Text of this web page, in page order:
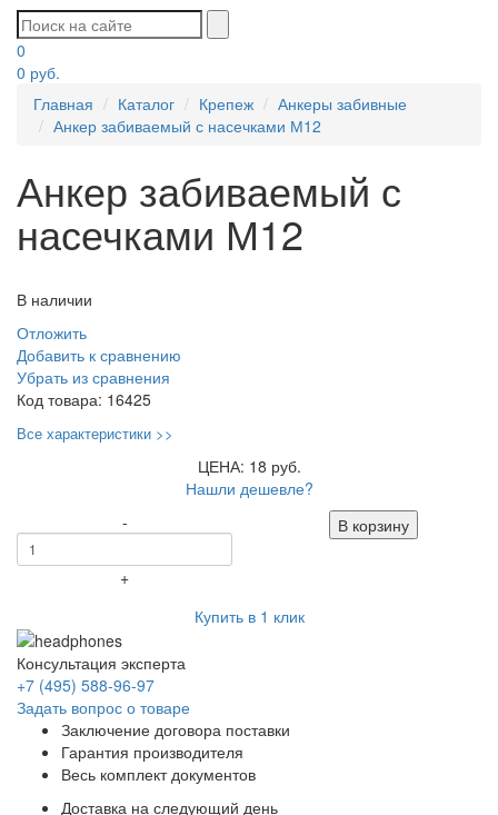
0
0 руб.
Главная
Каталог Крепеж
Анкеры забивные
Анкер забиваемый с насечками М12
Анкер забиваемый с
насечками М12
В наличии
Отложить
Добавить к сравнению
Убрать из сравнения
Код товара: 16425
Все характеристики >>
ЦЕНА: 18 руб.
Нашли дешевле?
-
+
В корзину
Купить в 1 клик
Консультация эксперта
+7 (495) 588-96-97
Задать вопрос о товаре
Заключение договора поставки
Гарантия производителя
Весь комплект документов
Доставка на следующий день